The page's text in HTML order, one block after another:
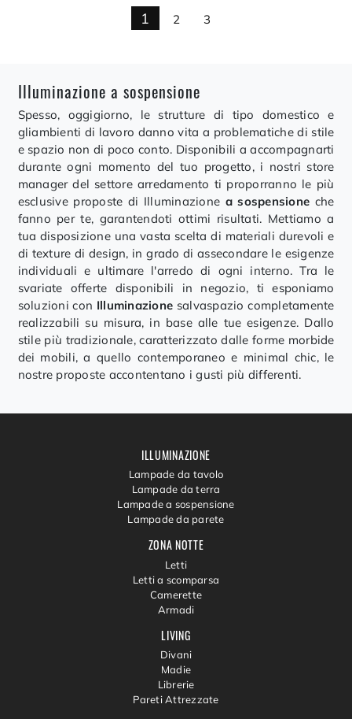
1 2 3
Illuminazione a sospensione
Spesso, oggigiorno, le strutture di tipo domestico e
gliambienti di lavoro danno vita a problematiche di stile
e spazio non di poco conto. Disponibili a accompagnarti
durante ogni momento del tuo progetto, i nostri store
manager del settore arredamento ti proporranno le più
esclusive proposte di Illuminazione a sospensione che
fanno per te, garantendoti ottimi risultati. Mettiamo a
tua disposizione una vasta scelta di materiali durevoli e
di texture di design, in grado di assecondare le esigenze
individuali e ultimare l'arredo di ogni interno. Tra le
svariate offerte disponibili in negozio, ti esponiamo
soluzioni con Illuminazione salvaspazio completamente
realizzabili su misura, in base alle tue esigenze. Dallo
stile più tradizionale, caratterizzato dalle forme morbide
dei mobili, a quello contemporaneo e minimal chic, le
nostre proposte accontentano i gusti più differenti.
LIVING
Divani
Madie
Librerie
Pareti Attrezzate
ZONA NOTTE
Letti
Letti a scomparsa
Camerette
Armadi
ILLUMINAZIONE
Lampade da tavolo
Lampade da terra
Lampade a sospensione
Lampade da parete